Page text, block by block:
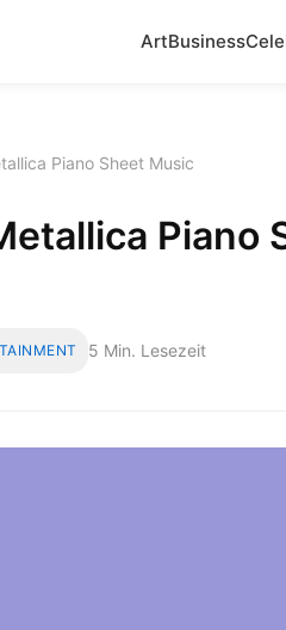
ArtBusiness
Piano Sheet Music
Piano
5 Min. Lesezeit